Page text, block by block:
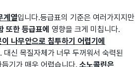
계열입니다.등급표의 기준은 여러가지지만
또한 등급표에 영향을 크게 미칩니다.
나무안으로 침투하기 어렵기에
대신 목질자체가 너무 두꺼워서 숙력된
기가 매우 어렵습니다. 소노콜린은